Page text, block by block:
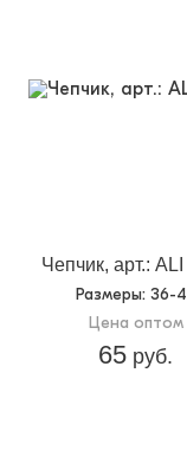
Чепчик, арт.:
Размеры: 36-
Цена оптом
65 руб.